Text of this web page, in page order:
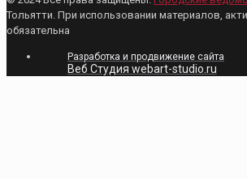
Тольятти. При использовании материалов,
обязательна
Разработка и продвижение сайта
Веб Студия webart-studio.ru